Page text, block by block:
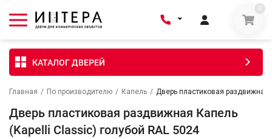
0
КАТАЛОГ ДВЕРЕЙ
Главная / По производителю / Капель / Дверь пластиковая раздвижная
Дверь пластиковая раздвижная Капель
(Kapelli Classic) голубой RAL 5024